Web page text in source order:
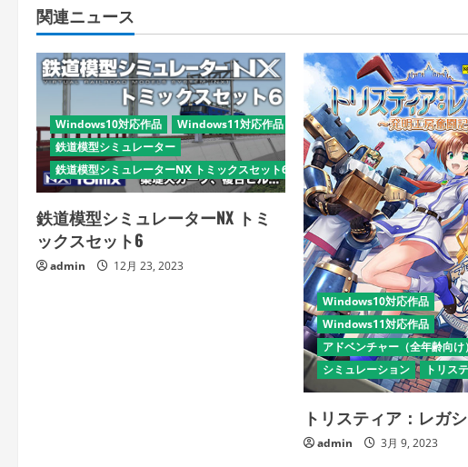
関連ニュース
Windows10対応作品 Windows11対応作品
シミュレーション
鉄道模型シミュレーター
鉄道模型シミュレーターNX トミックスセット6リリースキャンペーン
鉄道模型シミュレーターNX トミ
ックスセット6
admin 12月 23, 2023
Windows10対応作品
Windows11対応作品
アドベンチャー（全年齢向け）
シミュレーション
トリス
トリスティア：レガ
admin 3月 9, 2023